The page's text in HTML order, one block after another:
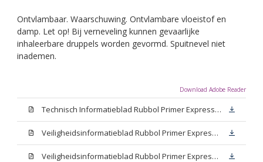
Ontvlambaar. Waarschuwing. Ontvlambare vloeistof en
damp. Let op! Bij verneveling kunnen gevaarlijke
inhaleerbare druppels worden gevormd. Spuitnevel niet
inademen.
Download Adobe Reader
Technisch Informatieblad Rubbol Primer Express (PDF)
Veiligheidsinformatieblad Rubbol Primer Express White (MSDS)
Veiligheidsinformatieblad Rubbol Primer Express W05 (MSDS)